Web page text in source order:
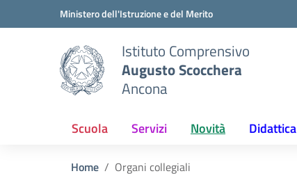
Vai ai contenuti
Vai al menu di navigazioneMinistero dell'Istruzione e del Merito
Istituto Comprensivo
Augusto Scocchera
Ancona
Scuola Servizi Novità Didattica
Home Organi collegiali